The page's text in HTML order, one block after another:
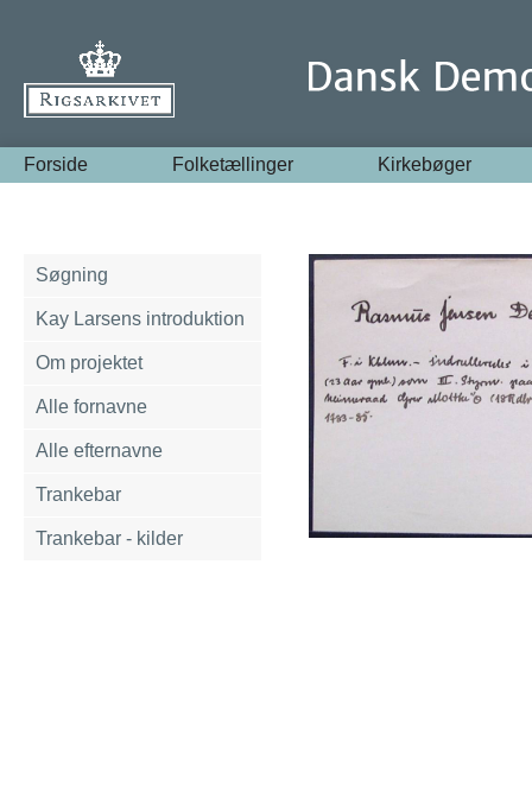
Forside Folketællinger Kirkebøger
Søgning
Kay Larsens introduktion
Om projektet
Alle fornavne
Alle efternavne
Trankebar
Trankebar - kilder